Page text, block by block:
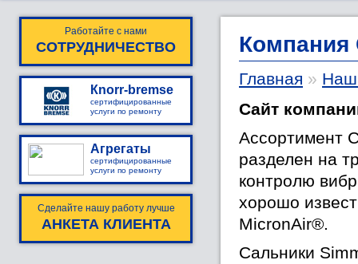
Работайте с нами
СОТРУДНИЧЕСТВО
Кnorr-bremse
сертифицированные
услуги по ремонту
Агрегаты
сертифицированные
услуги по ремонту
Сделайте нашу работу лучше
АНКЕТА КЛИЕНТА
Компания
Главная »
Сайт
Ассортимент
разделен на
контролю
хорошо
MicronAir®.
Сальники